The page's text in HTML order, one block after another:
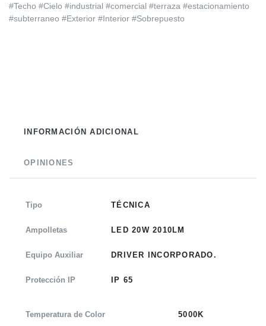
#Techo #Cielo #industrial #comercial #terraza #estacionamiento
#subterraneo #Exterior #Interior #Sobrepuesto
INFORMACIÓN ADICIONAL
OPINIONES
Tipo TÉCNICA
Ampolletas LED 20W 2010LM
Equipo Auxiliar DRIVER INCORPORADO.
Protección IP IP 65
Temperatura de Color 5000K